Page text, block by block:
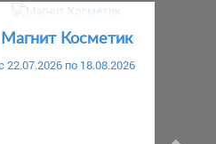
Магнит Косметик
22.07.2026 по 18.08.2026